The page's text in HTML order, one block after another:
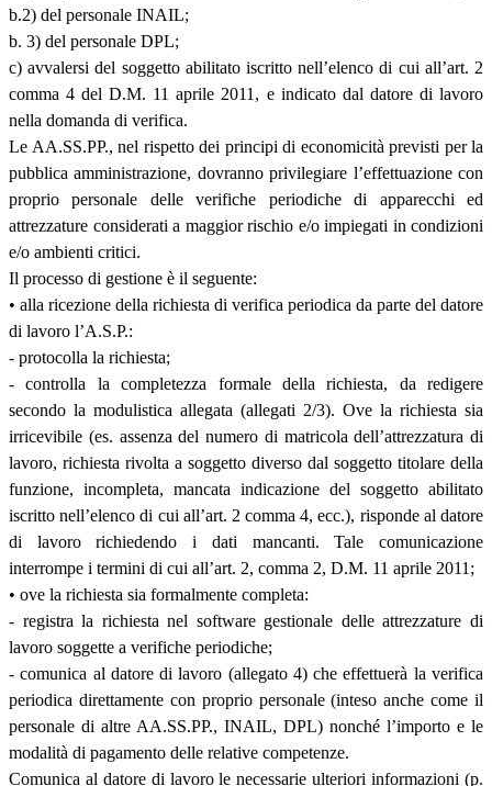
b.2) del personale INAIL;
b. 3) del personale DPL;
c) avvalersi del soggetto abilitato iscritto nell’elenco di cui all’art. 2
comma 4 del D.M. 11 aprile 2011, e indicato dal datore di lavoro
nella domanda di verifica.
Le AA.SS.PP., nel rispetto dei principi di economicità previsti per la
pubblica amministrazione, dovranno privilegiare l’effettuazione con
proprio personale delle verifiche periodiche di apparecchi ed
attrezzature considerati a maggior rischio e/o impiegati in condizioni
e/o ambienti critici.
Il processo di gestione è il seguente:
• alla ricezione della richiesta di verifica periodica da parte del datore
di lavoro l’A.S.P.:
- protocolla la richiesta;
- controlla la completezza formale della richiesta, da redigere
secondo la modulistica allegata (allegati 2/3). Ove la richiesta sia
irricevibile (es. assenza del numero di matricola dell’attrezzatura di
lavoro, richiesta rivolta a soggetto diverso dal soggetto titolare della
funzione, incompleta, mancata indicazione del soggetto abilitato
iscritto nell’elenco di cui all’art. 2 comma 4, ecc.), risponde al datore
di lavoro richiedendo i dati mancanti. Tale comunicazione
interrompe i termini di cui all’art. 2, comma 2, D.M. 11 aprile 2011;
• ove la richiesta sia formalmente completa:
- registra la richiesta nel software gestionale delle attrezzature di
lavoro soggette a verifiche periodiche;
- comunica al datore di lavoro (allegato 4) che effettuerà la verifica
periodica direttamente con proprio personale (inteso anche come il
personale di altre AA.SS.PP., INAIL, DPL) nonché l’importo e le
modalità di pagamento delle relative competenze.
Comunica al datore di lavoro le necessarie ulteriori informazioni (p.